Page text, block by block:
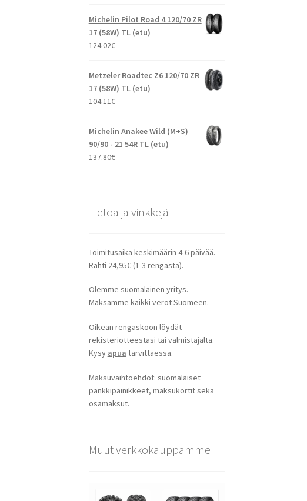
Michelin Pilot Road 4 120/70 ZR
17 (58W) TL (etu)
124.02€
Metzeler Roadtec Z6 120/70 ZR
17 (58W) TL (etu)
104.11€
Michelin Anakee Wild (M+S)
90/90 - 21 54R TL (etu)
137.80€
Tietoa ja vinkkejä
Toimitusaika keskimäärin 4-6 päivää.
Rahti 24,95€ (1-3 rengasta).
Olemme suomalainen yritys.
Maksamme kaikki verot Suomeen.
Oikean rengaskoon löydät
rekisteriotteestasi tai valmistajalta.
Kysy apua tarvittaessa.
Maksuvaihtoehdot: suomalaiset
pankkipainikkeet, maksukortit sekä
osamaksut.
Muut verkkokauppamme